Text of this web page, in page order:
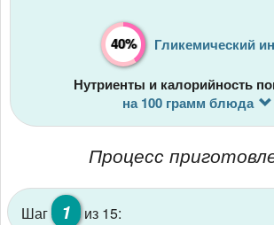
40% Гликемический
Нутриенты и калорийность
на 100 грамм блюда
Процесс
Шаг 1
из 15: